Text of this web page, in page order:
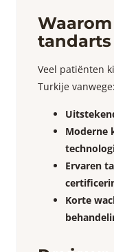
tandarts
Veel patiënten
Turkije vanwege:
Moderne
Ervaren
Korte